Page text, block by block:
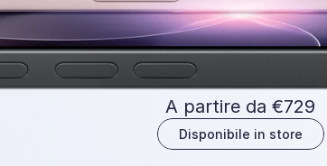
A partire da €729
Disponibile in store